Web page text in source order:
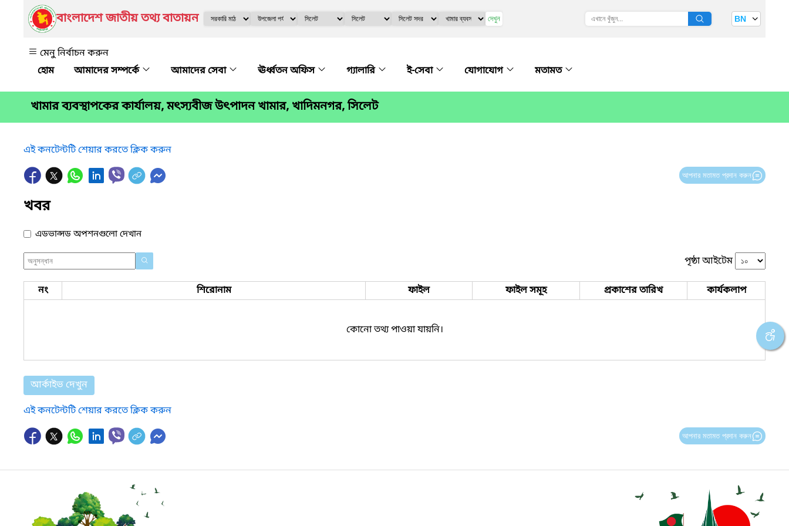
বাংলাদেশ জাতীয় তথ্য বাতায়ন দেখুন BN
মেনু নির্বাচন করুন
আমাদের সম্পর্কে
আমাদের সেবা ঊর্ধ্বতন অফিস গ্যালারি ই-সেবা যোগাযোগ মতামত
খামার ব্যবস্থাপকের কার্যালয়, মৎস্যবীজ উৎপাদন খামার, খাদিমনগর, সিলেট
এই কনটেন্টটি শেয়ার করতে ক্লিক করুন
আপনার মতামত প্রদান করুন
খবর
এডভান্সড অপশনগুলো দেখান
পৃষ্ঠা আইটেম
নং শিরোনাম ফাইল ফাইল সমূহ প্রকাশের তারিখ কার্যকলাপ
কোনো তথ্য পাওয়া যায়নি।
আর্কাইভ দেখুন
এই কনটেন্টটি শেয়ার করতে ক্লিক করুন
আপনার মতামত প্রদান করুন